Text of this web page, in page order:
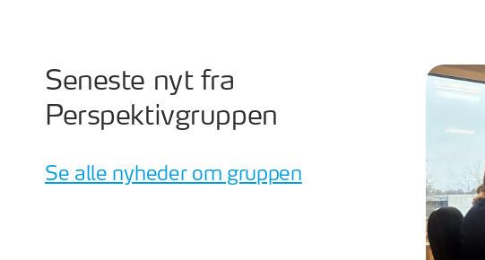
Seneste nyt fra
Perspektivgruppen
Se alle nyheder om gruppen